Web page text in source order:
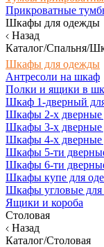
Прикроватные
Шкафы для одежды
Назад
Каталог/Спальня/
Шкафы для одежды
Антресоли на шкаф
Полки и ящики в
Шкаф 1-дверный
Шкафы 2-х дверные
Шкафы 3-х дверные
Шкафы 4-х дверные
Шкафы 5-ти
Шкафы 6-ти
Шкафы купе для
Шкафы угловые для
Ящики и короба
Столовая
Назад
Каталог/Столовая